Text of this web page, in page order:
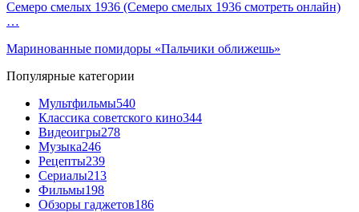
Семеро смелых 1936 (Семеро смелых 1936 смотреть онлайн)
…
Маринованные помидоры «Пальчики оближешь»
Популярные категории
Мультфильмы540
Классика советского кино344
Видеоигры278
Музыка246
Рецепты239
Сериалы213
Фильмы198
Обзоры гаджетов186